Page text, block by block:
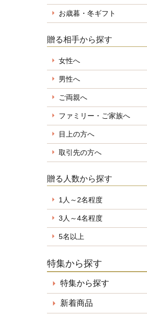
お歳暮・冬ギフト
贈る相手から探す
女性へ
男性へ
ご両親へ
ファミリー・ご家族へ
目上の方へ
取引先の方へ
贈る人数から探す
1人～2名程度
3人～4名程度
5名以上
特集から探す
特集から探す
新着商品